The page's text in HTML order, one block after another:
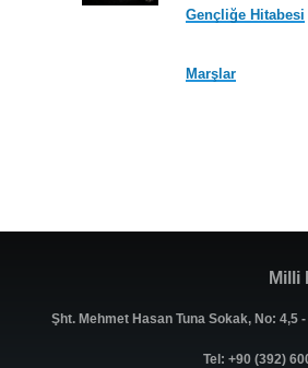
Gençliğe Hitabesi
Marşlar
Milli
Şht. Mehmet Hasan Tuna Sokak, No: 4,5
Tel: +90 (392)